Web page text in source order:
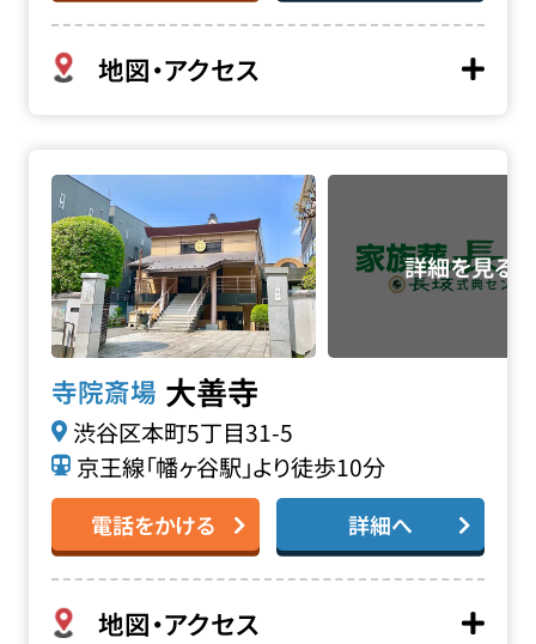
地図・アクセス
寺院斎場 大善寺
渋谷区本町5丁目31-5
京王線「幡ヶ谷駅」より徒歩10分
電話をかける 詳細へ
地図・アクセス
大善寺の詳細へ